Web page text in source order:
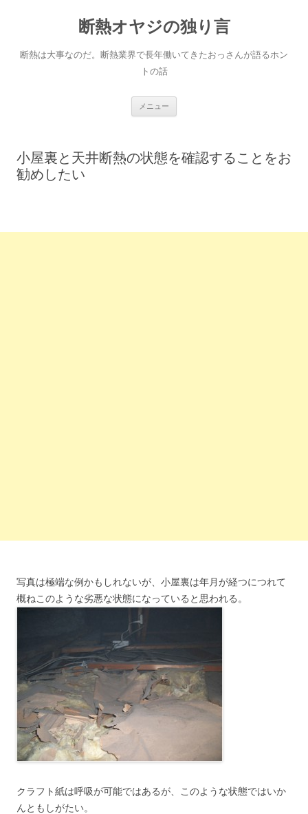
断熱オヤジの独り言
断熱は大事なのだ。断熱業界で長年働いてきたおっさんが語るホン
トの話
メニュー
ス
キ
小屋裏と天井断熱の状態を確認することをお
勧めしたい
写真は極端な例かもしれないが、小屋裏は年月が経つにつれて
概ねこのような劣悪な状態になっていると思われる。
クラフト紙は呼吸が可能ではあるが、このような状態ではいか
んともしがたい。